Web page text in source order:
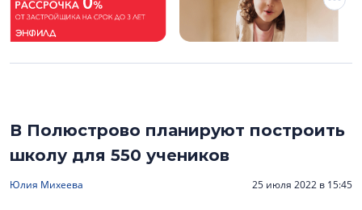
В Полюстрово планируют построить
школу для 550 учеников
Юлия Михеева 25 июля 2022 в 15:45